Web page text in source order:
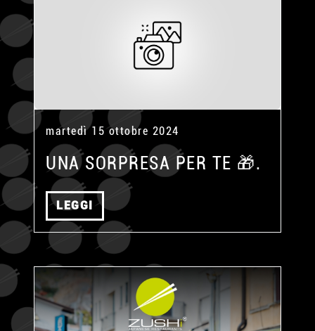
martedì 15 ottobre 2024
UNA SORPRESA PER TE 🎁.
LEGGI